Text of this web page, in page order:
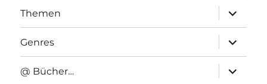
Themen
anzeigen
Genres
anzeigen
@ Bücher…
anzeigen